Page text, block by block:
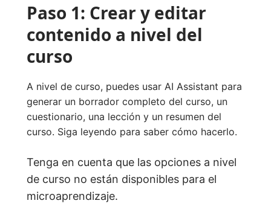
Paso 1: Crear y editar
contenido a nivel del
curso
A nivel de curso, puedes usar AI Assistant para
generar un borrador completo del curso, un
cuestionario, una lección y un resumen del
curso. Siga leyendo para saber cómo hacerlo.
Tenga en cuenta que las opciones a nivel
de curso no están disponibles para el
microaprendizaje.